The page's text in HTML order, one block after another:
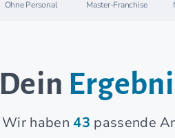
Ohne Personal Master-Franchise
Dein
Wir haben43 passende